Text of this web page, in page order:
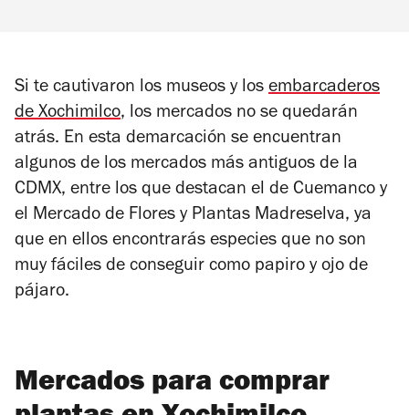
Si te cautivaron los museos y los embarcaderos
de Xochimilco, los mercados no se quedarán
atrás. En esta demarcación se encuentran
algunos de los mercados más antiguos de la
CDMX, entre los que destacan el de Cuemanco y
el Mercado de Flores y Plantas Madreselva, ya
que en ellos encontrarás especies que no son
muy fáciles de conseguir como papiro y ojo de
pájaro.
Mercados para comprar